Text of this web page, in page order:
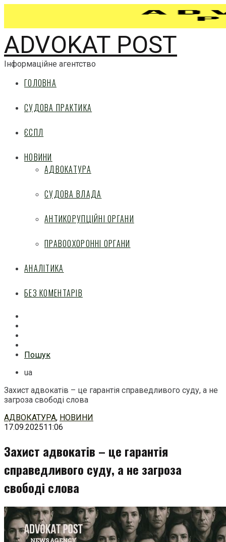
ADVOKAT POST
Інформаційне агентство
ГОЛОВНА
СУДОВА ПРАКТИКА
ЄСПЛ
НОВИНИ
АДВОКАТУРА
СУДОВА ВЛАДА
АНТИКОРУПЦІЙНІ ОРГАНИ
ПРАВООХОРОННІ ОРГАНИ
АНАЛІТИКА
БЕЗ КОМЕНТАРІВ
Пошук
ua
Захист адвокатів – це гарантія справедливого суду, а не
загроза свободі слова
Перейти
до
АДВОКАТУРА, НОВИНИ
17.09.202511:06
Захист адвокатів – це гарантія
справедливого суду, а не загроза
свободі слова